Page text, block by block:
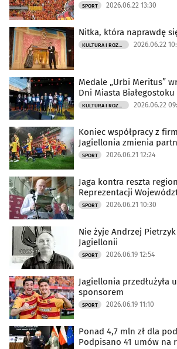
SPORT 2026.06.22 13:30
Nitka, która naprawdę
KULTURA I ROZRYWKA 2026.06.22
Medale „Urbi Meritus”
Dni Miasta Białegostoku
KULTURA I ROZRYWKA 2026.06.22
Koniec współpracy z
Jagiellonia zmienia
SPORT 2026.06.21 12:24
Jaga kontra reszta
Reprezentacji
SPORT 2026.06.21 10:30
Nie żyje Andrzej
Jagiellonii
SPORT 2026.06.19 12:54
Jagiellonia przedłużyła
sponsorem
SPORT 2026.06.19 11:10
Ponad 4,7 mln zł dla
Podpisano 41 umów na